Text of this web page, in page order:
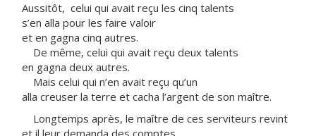
Aussitôt, celui qui avait reçu les cinq talents
s’en alla pour les faire valoir
et en gagna cinq autres.
De même, celui qui avait reçu deux talents
en gagna deux autres.
Mais celui qui n’en avait reçu qu’un
alla creuser la terre et cacha l’argent de son maître.
Longtemps après, le maître de ces serviteurs revint
et il leur demanda des comptes.